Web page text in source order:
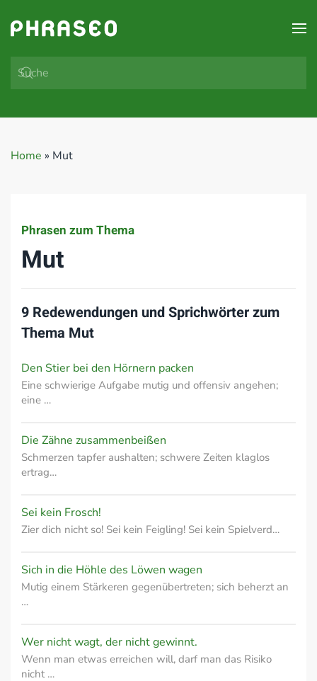
Zum Hauptinhalt springen
Home » Mut
Phrasen zum Thema
Mut
9 Redewendungen und Sprichwörter zum
Thema Mut
Den Stier bei den Hörnern packen
Eine schwierige Aufgabe mutig und offensiv angehen;
eine …
Die Zähne zusammenbeißen
Schmerzen tapfer aushalten; schwere Zeiten klaglos
ertrag…
Sei kein Frosch!
Zier dich nicht so! Sei kein Feigling! Sei kein Spielverd…
Sich in die Höhle des Löwen wagen
Mutig einem Stärkeren gegenübertreten; sich beherzt an
…
Wer nicht wagt, der nicht gewinnt.
Wenn man etwas erreichen will, darf man das Risiko
nicht …